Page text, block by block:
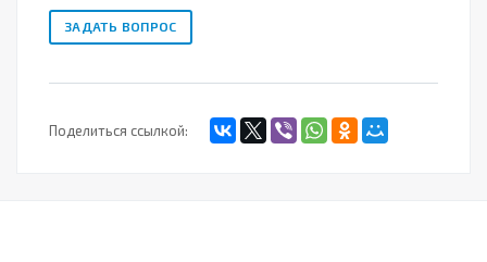
ЗАДАТЬ ВОПРОС
Поделиться ссылкой: